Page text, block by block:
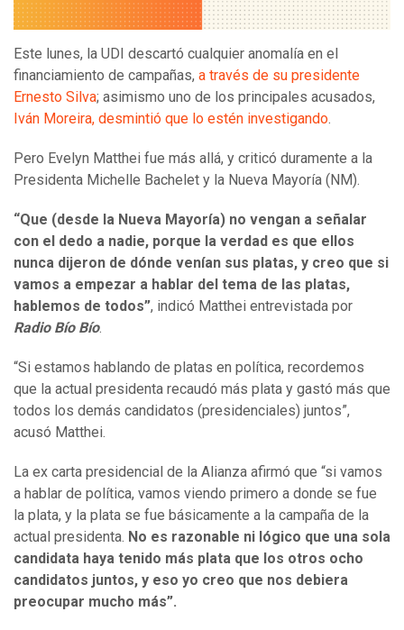
Este lunes, la UDI descartó cualquier anomalía en el
financiamiento de campañas, a través de su presidente
Ernesto Silva; asimismo uno de los principales acusados,
Iván Moreira, desmintió que lo estén investigando.
Pero Evelyn Matthei fue más allá, y criticó duramente a la
Presidenta Michelle Bachelet y la Nueva Mayoría (NM).
“Que (desde la Nueva Mayoría) no vengan a señalar
con el dedo a nadie, porque la verdad es que ellos
nunca dijeron de dónde venían sus platas, y creo que si
vamos a empezar a hablar del tema de las platas,
hablemos de todos”, indicó Matthei entrevistada por
Radio Bío Bío.
“Si estamos hablando de platas en política, recordemos
que la actual presidenta recaudó más plata y gastó más que
todos los demás candidatos (presidenciales) juntos”,
acusó Matthei.
La ex carta presidencial de la Alianza afirmó que “si vamos
a hablar de política, vamos viendo primero a donde se fue
la plata, y la plata se fue básicamente a la campaña de la
actual presidenta. No es razonable ni lógico que una sola
candidata haya tenido más plata que los otros ocho
candidatos juntos, y eso yo creo que nos debiera
preocupar mucho más”.